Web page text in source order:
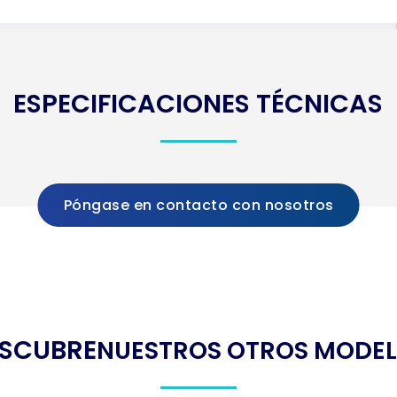
ESPECIFICACIONES TÉCNICAS
Póngase en contacto con nosotros
NUESTROS OTROS